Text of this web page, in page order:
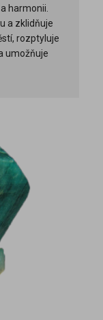
harmonii.
a zklidňuje
rozptyluje
umožňuje